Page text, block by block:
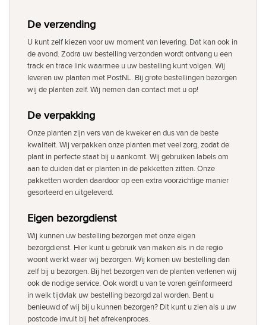
De verzending
U kunt zelf kiezen voor uw moment van levering. Dat kan ook in
de avond. Zodra uw bestelling verzonden wordt ontvang u een
track en trace link waarmee u uw bestelling kunt volgen. Wij
leveren uw planten met PostNL. Bij grote bestellingen bezorgen
wij de planten zelf. Wij nemen dan contact met u op!
De verpakking
Onze planten zijn vers van de kweker en dus van de beste
kwaliteit. Wij verpakken onze planten met veel zorg, zodat de
plant in perfecte staat bij u aankomt. Wij gebruiken labels om
aan te duiden dat er planten in de pakketten zitten. Onze
pakketten worden daardoor op een extra voorzichtige manier
gesorteerd en uitgeleverd.
Eigen bezorgdienst
Wij kunnen uw bestelling bezorgen met onze eigen
bezorgdienst. Hier kunt u gebruik van maken als in de regio
woont werkt waar wij bezorgen. Wij komen uw bestelling dan
zelf bij u bezorgen. Bij het bezorgen van de planten verlenen wij
ook de nodige service. Ook wordt u van te voren geïnformeerd
in welk tijdvlak uw bestelling bezorgd zal worden. Bent u
benieuwd of wij bij u kunnen bezorgen? Dit kunt u zien als u uw
postcode invult bij het afrekenproces.